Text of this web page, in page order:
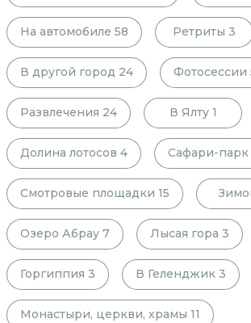
На автомобиле 58 Ретриты 3
В другой город 24 Фотосессии
Развлечения 24 В Ялту 1
Долина лотосов 4 Сафари-парк
Смотровые площадки 15
Озеро Абрау 7 Лысая гора 3
Горгиппия 3 В Геленджик 3
Монастыри, церкви, храмы 11